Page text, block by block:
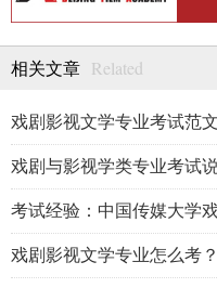
相关文章 Related
戏剧影视文学专业考试范文
戏剧与影视学类专业考试
考试经验：中国传媒大学
戏剧影视文学专业怎么考